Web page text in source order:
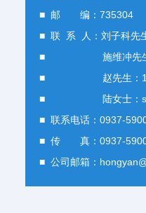
■ 邮 编：735304
■ 联 系 人：刘子科先
■ 施维冲先生：
■ 赵先生：
■ 陆女士：
■ 联系电话：0937-
■ 传 真：0937-
■ 公司邮箱：